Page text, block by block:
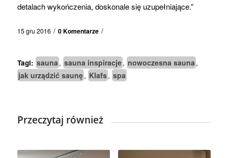
detalach wykończenia, doskonale się uzupełniające.”
15 gru 2016 / 0 Komentarze /
Tagi: sauna , sauna inspiracje, nowoczesna sauna ,
jak urządzić saunę, Klafs, spa
Przeczytaj również